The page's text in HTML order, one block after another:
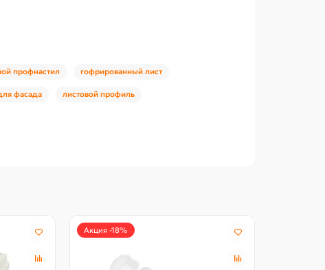
профнастил гофрированный лист
фасада листовой профиль
Акция -18%